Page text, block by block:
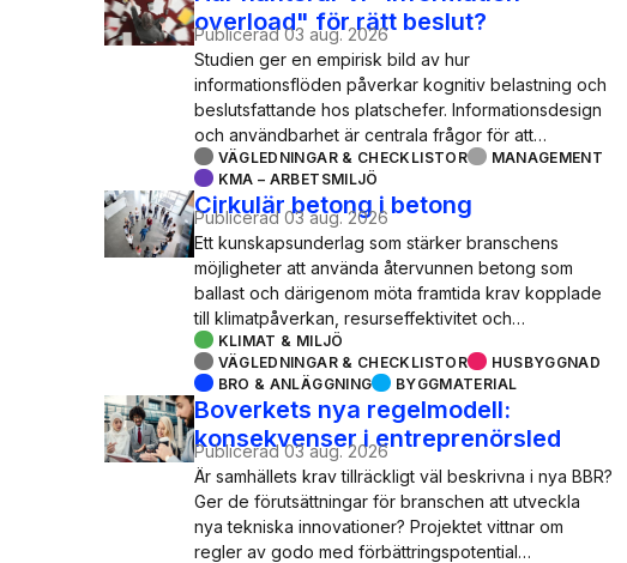
overload" för rätt beslut?
Publicerad 03 aug. 2026
Studien ger en empirisk bild av hur
informationsflöden påverkar kognitiv belastning och
beslutsfattande hos platschefer. Informationsdesign
och användbarhet är centrala frågor för att…
VÄGLEDNINGAR & CHECKLISTOR
MANAGEMENT
KMA – ARBETSMILJÖ
Cirkulär betong i betong
Publicerad 03 aug. 2026
Ett kunskapsunderlag som stärker branschens
möjligheter att använda återvunnen betong som
ballast och därigenom möta framtida krav kopplade
till klimatpåverkan, resurseffektivitet och…
KLIMAT & MILJÖ
VÄGLEDNINGAR & CHECKLISTOR
HUSBYGGNAD
BRO & ANLÄGGNING
BYGGMATERIAL
Boverkets nya regelmodell:
konsekvenser i entreprenörsled
Publicerad 03 aug. 2026
Är samhällets krav tillräckligt väl beskrivna i nya BBR?
Ger de förutsättningar för branschen att utveckla
nya tekniska innovationer? Projektet vittnar om
regler av godo med förbättringspotential…